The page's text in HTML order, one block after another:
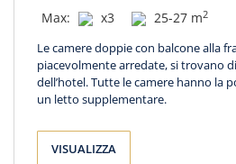
Max: x3 25-27 m2
Le camere doppie con balcone alla
piacevolmente arredate, si trovano
dell’hotel. Tutte le camere hanno la
un letto supplementare.
VISUALIZZA